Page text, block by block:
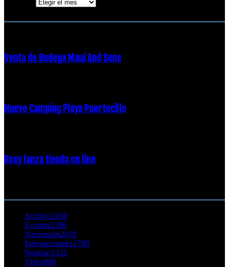
Venta de Bodega Maui And Sons
Nuevo Camping Playa Puertecillo
Roxy lanza tienda on line
Archivo2456
Eventos2386
Nacionales2019
Internacionales1709
Noticias1322
Video880